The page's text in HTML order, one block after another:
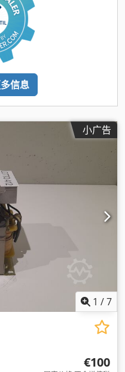
信息
小广告
1 /7
€100